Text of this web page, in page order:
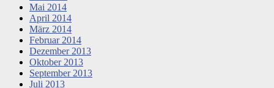
Mai 2014
April 2014
März 2014
Februar 2014
Dezember 2013
Oktober 2013
September 2013
Juli 2013